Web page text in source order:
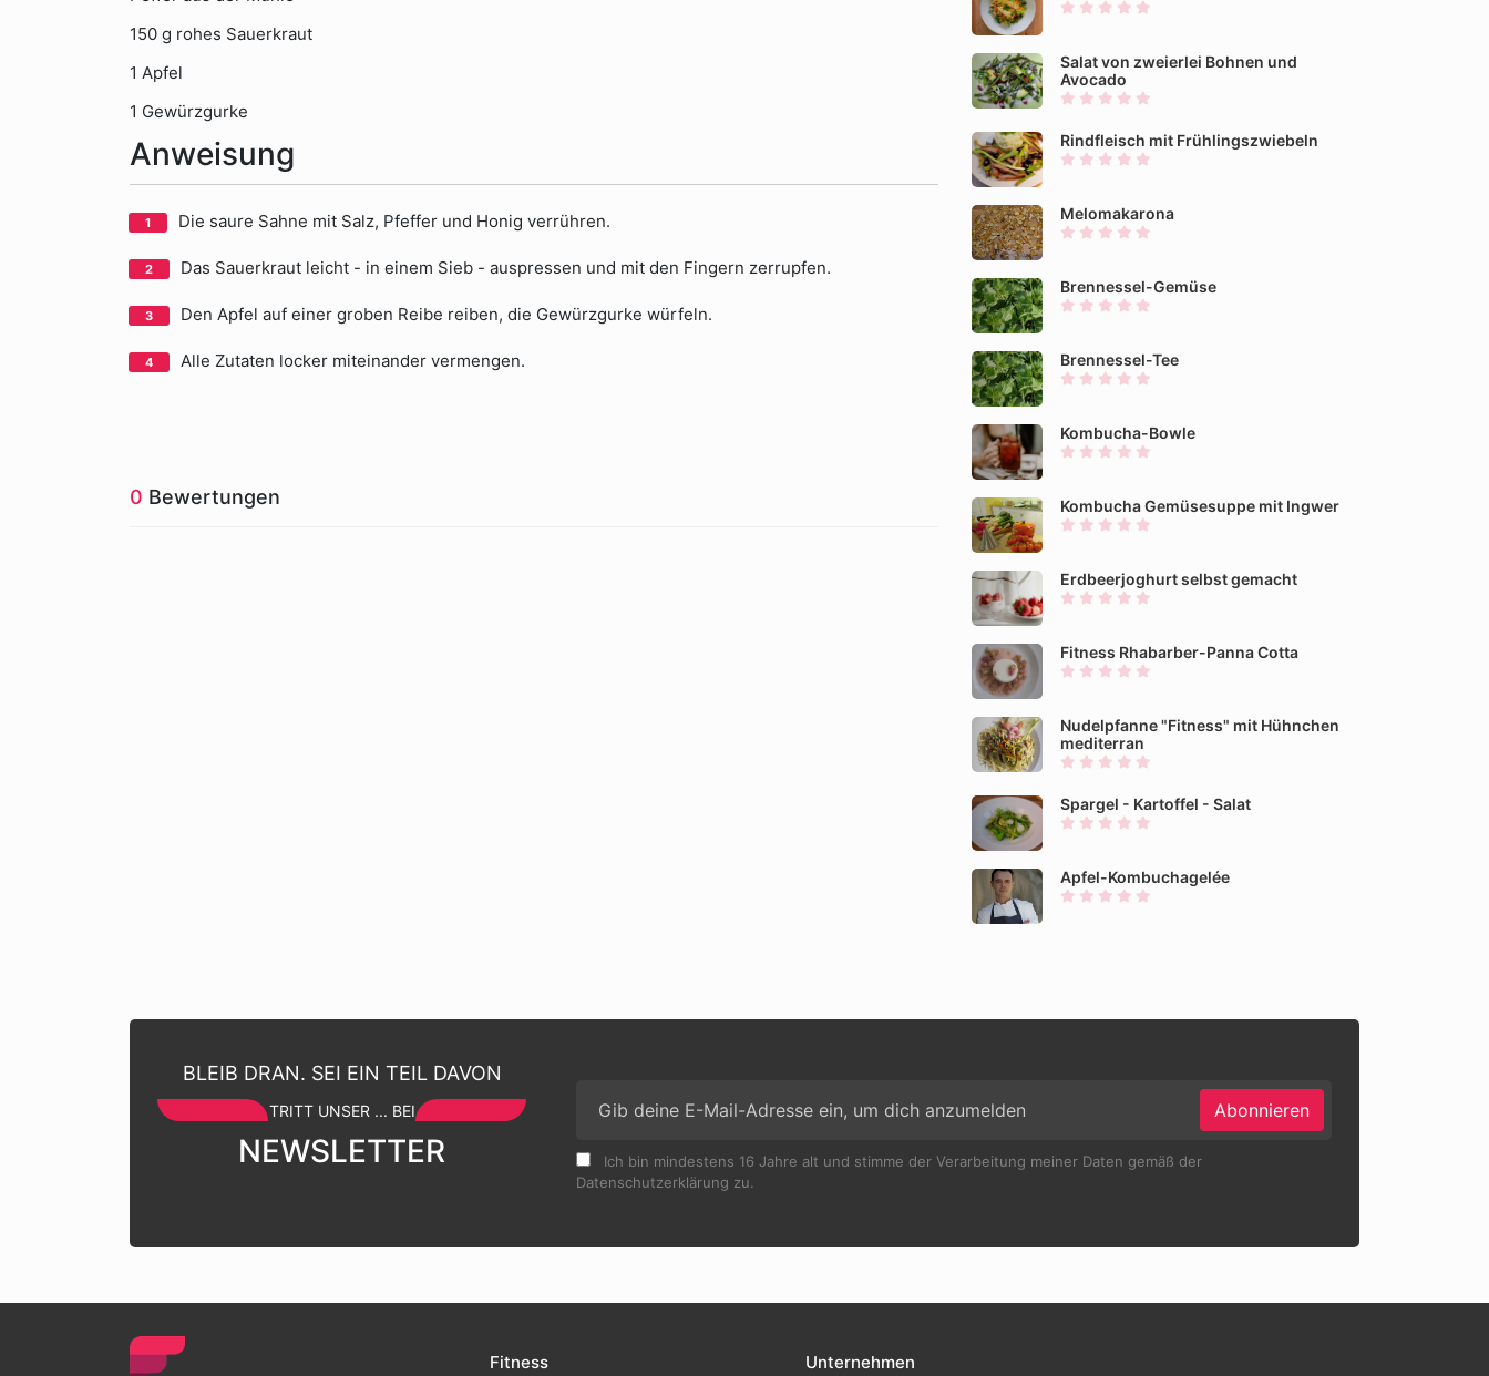
150 g rohes Sauerkraut
1 Apfel
1 Gewürzgurke
Anweisung
Die saure Sahne mit Salz, Pfeffer und Honig verrühren.
Das Sauerkraut leicht - in einem Sieb - auspressen und mit den Fingern zerrupfen.
Den Apfel auf einer groben Reibe reiben, die Gewürzgurke würfeln.
Alle Zutaten locker miteinander vermengen.
0 Bewertungen
Salat von zweierlei Bohnen und
Avocado
Rindfleisch mit Frühlingszwiebeln
Melomakarona
Brennessel-Gemüse
Brennessel-Tee
Kombucha-Bowle
Kombucha Gemüsesuppe mit Ingwer
Erdbeerjoghurt selbst gemacht
Fitness Rhabarber-Panna Cotta
Nudelpfanne "Fitness" mit Hühnchen
mediterran
Spargel - Kartoffel - Salat
Apfel-Kombuchagelée
BLEIB DRAN. SEI EIN TEIL DAVON
TRITT UNSER ... BEI
NEWSLETTER
Abonnieren
Ich bin mindestens 16 Jahre alt und stimme der Verarbeitung meiner Daten gemäß der
Datenschutzerklärung zu.
Fitness Unternehmen